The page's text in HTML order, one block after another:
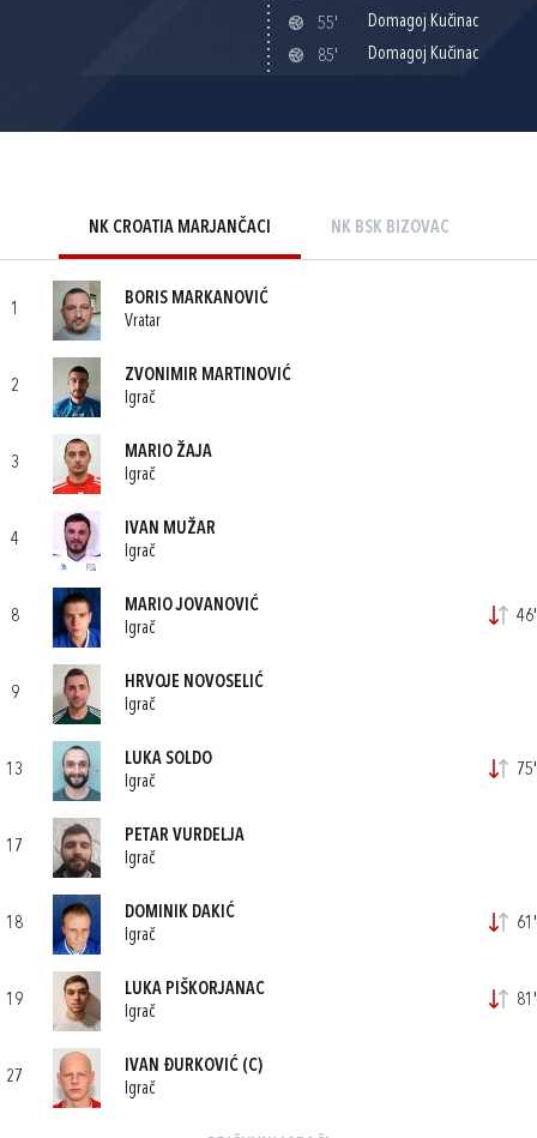
55'
Domagoj Kučinac
85'
Domagoj Kučinac
NK CROATIA MARJANČACI NK BSK BIZOVAC
1
BORIS MARKANOVIĆ
Vratar
2
ZVONIMIR MARTINOVIĆ
Igrač
3
MARIO ŽAJA
Igrač
4
IVAN MUŽAR
Igrač
8
MARIO JOVANOVIĆ
Igrač
46'
9
HRVOJE NOVOSELIĆ
Igrač
13
LUKA SOLDO
Igrač
75'
17
PETAR VURDELJA
Igrač
18
DOMINIK DAKIĆ
Igrač
61'
19
LUKA PIŠKORJANAC
Igrač
81'
27
IVAN ĐURKOVIĆ (C)
Igrač